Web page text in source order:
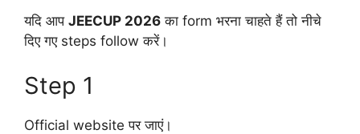
यदि आप JEECUP 2026 का form भरना चाहते हैं तो नीचे
दिए गए steps follow करें।
Step 1
Official website पर जाएं।